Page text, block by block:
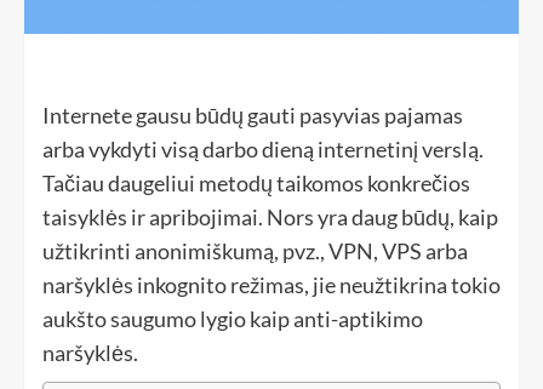
Internete gausu būdų gauti pasyvias pajamas
arba vykdyti visą darbo dieną internetinį verslą.
Tačiau daugeliui metodų taikomos konkrečios
taisyklės ir apribojimai. Nors yra daug būdų, kaip
užtikrinti anonimiškumą, pvz., VPN, VPS arba
naršyklės inkognito režimas, jie neužtikrina tokio
aukšto saugumo lygio kaip anti-aptikimo
naršyklės.